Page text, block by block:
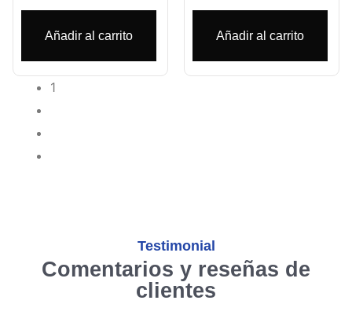
Añadir al carrito Añadir al carrito
1
Testimonial
Comentarios y reseñas de
clientes